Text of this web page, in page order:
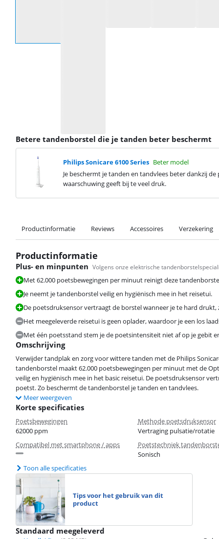
Betere tandenborstel die je tanden beter beschermt
Philips Sonicare 6100 Series Beter model
Je beschermt je tanden en tandvlees beter dankzij
waarschuwing geeft bij te veel druk.
Productinformatie Reviews Accessoires Verzekering
Productinformatie
Plus- en minpunten Volgens onze elektrische
Met 62.000 poetsbewegingen per minuut reinigt deze
Je neemt je tandenborstel veilig en hygiënisch mee in het reisetui.
De poetsdruksensor vertraagt de borstel wanneer je te hard
Het meegeleverde reisetui is geen oplader, waardoor je een los
Met één poetsstand stem je de poetsintensiteit niet af op je gebit
Omschrijving
Verwijder tandplak en zorg voor wittere tanden met de Philips
tandenborstel maakt 62.000 poetsbewegingen per minuut met de
veilig en hygiënisch mee in het basic reisetui. De poetsdruksensor
poetst. Zo beschermt de tandenborstel je tanden en tandvlees.
Meer weergeven
Korte specificaties
Poetsbewegingen
62000 ppm
Methode poetsdruksensor
Vertraging pulsatie/rotatie
Compatibel met smartphone / apps
Poetstechniek
Sonisch
Toon alle specificaties
Tips voor het gebruik van dit
product
Standaard meegeleverd